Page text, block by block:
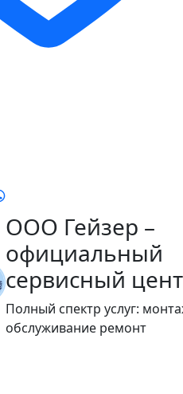
ООО Гейзер –
официальный
сервисный
Полный спектр услуг:
обслуживание ремонт